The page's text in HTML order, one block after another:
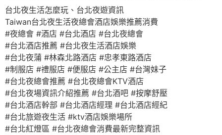
台北夜生活怎麼玩、台北夜遊資訊
Taiwan台北夜生活夜總會酒店娛樂推薦消費
#夜總會 #酒店 #台北酒店 #台北夜總會
#台北酒店推薦 #台北夜生活酒店娛樂
#台北夜蒲 #林森北路酒店 #忠孝東路酒店
#制服店 #禮服店 #便服店 #公主店 #台灣妹子
#台北夜總會推薦 #台北夜總會KTV酒店
#台北夜場資訊介紹推薦 #台北酒吧 #按摩舒壓
#台北酒店幹部 #台北酒店經理 #台北酒店經紀
#台北旅遊夜生活 #ktv酒店娛樂場所
#台北紅燈區 #台北夜總會消費最新完整資訊